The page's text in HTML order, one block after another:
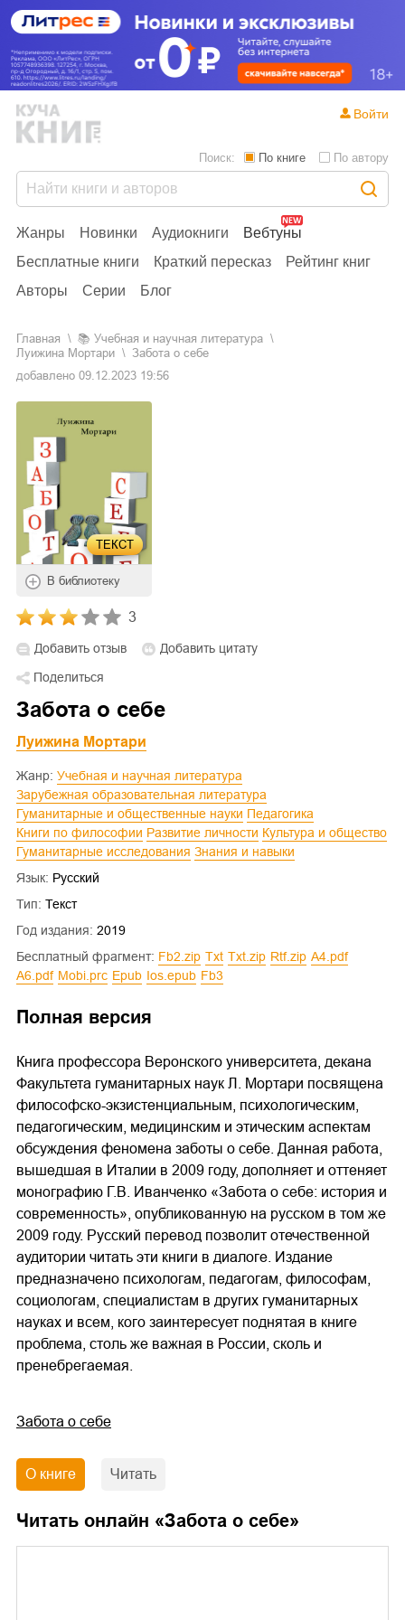
Жанры Новинки Аудиокниги
Вебтуны
Бесплатные книги
Краткий пересказ
Рейтинг книг
Авторы
Серии Блог
Поиск: По книге По автору
Войти
Главная 📚
учебная и научная литература
Луижина Мортари
Забота о себе
добавлено 09.12.2023 19:56
ТЕКСТ
В библиотеку
3
Добавить отзыв
Добавить цитату
Поделиться
Забота о себе
Луижина Мортари
Жанр:
Учебная и научная литература
Зарубежная образовательная литература
Гуманитарные и общественные науки
Педагогика
Книги по философии
Развитие личности
Культура и общество
Гуманитарные исследования
Знания и навыки
Язык: Русский
Тип: Текст
Год издания: 2019
Бесплатный фрагмент:
fb2.zip txt txt.zip rtf.zip
a4.pdf
a6.pdf
mobi.prc epub ios.epub fb3
Полная версия
Книга профессора Веронского университета, декана
Факультета гуманитарных наук Л. Мортари посвящена
философско-экзистенциальным, психологическим,
педагогическим, медицинским и этическим аспектам
обсуждения феномена заботы о себе. Данная работа,
вышедшая в Италии в 2009 году, дополняет и оттеняет
монографию Г.В. Иванченко «Забота о себе: история и
современность», опубликованную на русском в том же
2009 году. Русский перевод позволит отечественной
аудитории читать эти книги в диалоге. Издание
предназначено психологам, педагогам, философам,
социологам, специалистам в других гуманитарных
науках и всем, кого заинтересует поднятая в книге
проблема, столь же важная в России, сколь и
пренебрегаемая.
Забота о себе
О книге Читать
Читать онлайн «Забота о себе»